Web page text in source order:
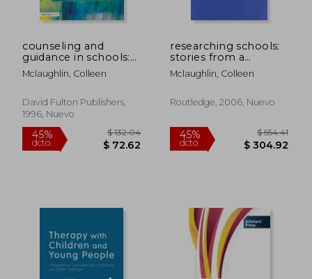
counseling and
guidance in schools:
developing policy
and practice (en
Mclaughlin, Colleen
David Fulton Publishers,
1996, Nuevo
45%
dcto.
researching schools:
stories from a
schools-university
partnership for
(en Inglés)
Mclaughlin, Colleen
Routledge, 2006, Nuevo
45%
dcto.